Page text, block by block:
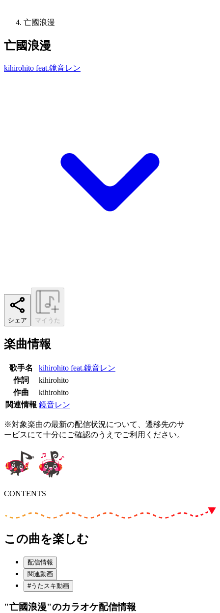
亡國浪漫
亡國浪漫
kihirohito feat.鏡音レン
シェア マイうた
楽曲情報
歌手名
kihirohito feat.鏡音レン
作詞
kihirohito
作曲
kihirohito
関連情報 鏡音レン
※対象楽曲の最新の配信状況について、遷移先のサ
ービスにて十分にご確認のうえでご利用ください。
CONTENTS
この曲を楽しむ
配信情報
関連動画
#うたスキ動画
"亡國浪漫"のカラオケ配信情報